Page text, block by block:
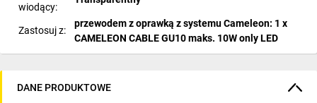
wiodący:
Zastosuj z:
przewodem z oprawką z systemu Cameleon: 1 x
CAMELEON CABLE GU10 maks. 10W only LED
DANE PRODUKTOWE